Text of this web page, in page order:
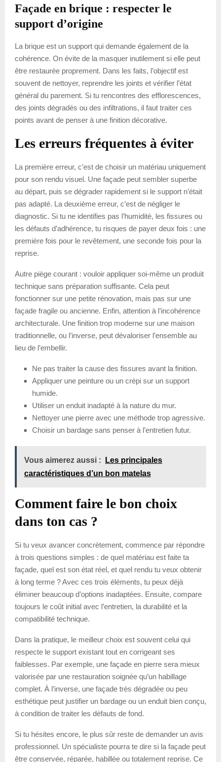
Façade en brique : respecter le
support d’origine
La brique est un support qui demande également de la
cohérence. On évite de la masquer inutilement si elle peut
être restaurée proprement. Dans les faits, l’objectif est
souvent de nettoyer, reprendre les joints et vérifier l’état
général du parement. Si tu rencontres des efflorescences,
des joints dégradés ou des infiltrations, il faut traiter ces
points avant de penser à une finition décorative.
Les erreurs fréquentes à éviter
La première erreur, c’est de choisir un matériau uniquement
pour son rendu visuel. Une façade peut sembler superbe
au départ, puis se dégrader rapidement si le support n’était
pas adapté. La deuxième erreur, c’est de négliger le
diagnostic. Si tu ne identifies pas l’humidité, les fissures ou
les défauts d’adhérence, tu risques de payer deux fois : une
première fois pour le revêtement, une seconde fois pour la
reprise.
Autre piège courant : vouloir appliquer soi-même un produit
technique sans préparation suffisante. Cela peut
fonctionner sur une petite rénovation, mais pas sur une
façade fragile ou ancienne. Enfin, attention à l’incohérence
architecturale. Une finition trop moderne sur une maison
traditionnelle, ou l’inverse, peut dévaloriser l’ensemble au
lieu de l’embellir.
Ne pas traiter la cause des fissures avant la finition.
Appliquer une peinture ou un crépi sur un support
humide.
Utiliser un enduit inadapté à la nature du mur.
Nettoyer une pierre avec une méthode trop agressive.
Choisir un bardage sans penser à l’entretien futur.
Vous aimerez aussi :
Les principales
caractéristiques d’un bon matelas
Comment faire le bon choix
dans ton cas ?
Si tu veux avancer concrètement, commence par répondre
à trois questions simples : de quel matériau est faite ta
façade, quel est son état réel, et quel rendu tu veux obtenir
à long terme ? Avec ces trois éléments, tu peux déjà
éliminer beaucoup d’options inadaptées. Ensuite, compare
toujours le coût initial avec l’entretien, la durabilité et la
compatibilité technique.
Dans la pratique, le meilleur choix est souvent celui qui
respecte le support existant tout en corrigeant ses
faiblesses. Par exemple, une façade en pierre sera mieux
valorisée par une restauration soignée qu’un habillage
complet. À l’inverse, une façade très dégradée ou peu
esthétique peut justifier un bardage ou un enduit bien conçu,
à condition de traiter les défauts de fond.
Si tu hésites encore, le plus sûr reste de demander un avis
professionnel. Un spécialiste pourra te dire si la façade peut
être conservée, réparée, habillée ou totalement reprise. Ce